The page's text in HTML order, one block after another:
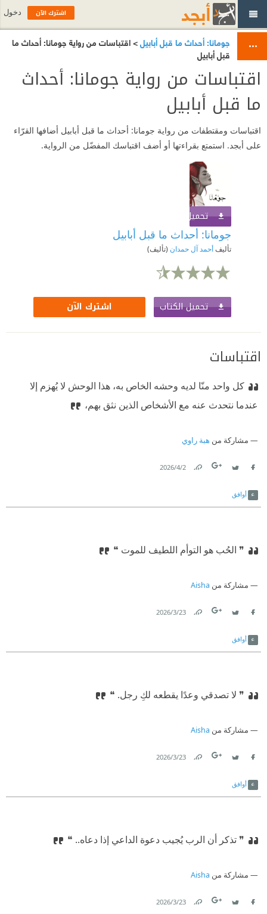
جومانا: أحداث ما قبل أبابيل> اقتباسات من رواية جومانا: أحداث ما
قبل أبابيل
اقتباسات من رواية جومانا: أحداث
ما قبل أبابيل
اقتباسات ومقتطفات من رواية جومانا: أحداث ما قبل أبابيل أضافها القرّاء
على أبجد. استمتع بقراءتها أو أضف اقتباسك المفضّل من الرواية.
تحميل الكتاب
جومانا: أحداث ما قبل أبابيل
تأليفأحمد آل حمدان (تأليف)
تحميل الكتاب اشترك الآن
اقتباسات
كل واحد منّا لديه وحشه الخاص به، هذا الوحش لا يُهزم إلا
عندما نتحدث عنه مع الأشخاص الذين نثق بهم،
مشاركة من هبة راوي
2‏/4‏/2026
أوافق
❞ الحُب هو التوأم اللطيف للموت ❝
مشاركة من Aisha
23‏/3‏/2026
أوافق
❞ لا تصدقي وعدًا يقطعه لكِ رجل.‏ ❝
مشاركة من Aisha
23‏/3‏/2026
أوافق
❞ تذكر أن الرب يُجيب دعوة الداعي إذا دعاه..‏ ❝
مشاركة من Aisha
23‏/3‏/2026
اشترك الآن دخول